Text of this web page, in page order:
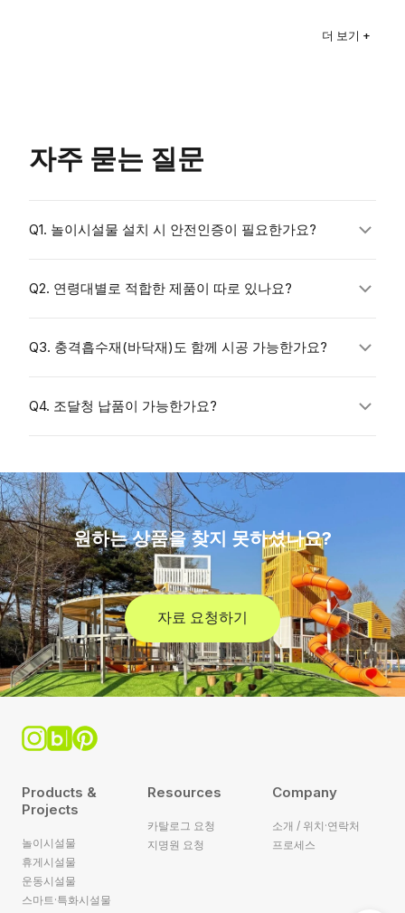
더 보기 +
자주 묻는 질문
Q1. 놀이시설물 설치 시 안전인증이 필요한가요?
「어린이놀이
KC 안전인증
Q2. 연령대별로 적합한 제품이 따로 있나요?
Q3. 충격흡수재(바닥재)도 함께 시공 가능한가요?
Q4. 조달청 납품이 가능한가요?
원하는 상품을 찾지 못하셨나요?
자료 요청하기
Products &
Projects
놀이시설물
휴게시설물
운동시설물
스마트·특화시설물
Resources
카탈로그 요청
지명원 요청
Company
소개 / 위치·연락처
프로세스